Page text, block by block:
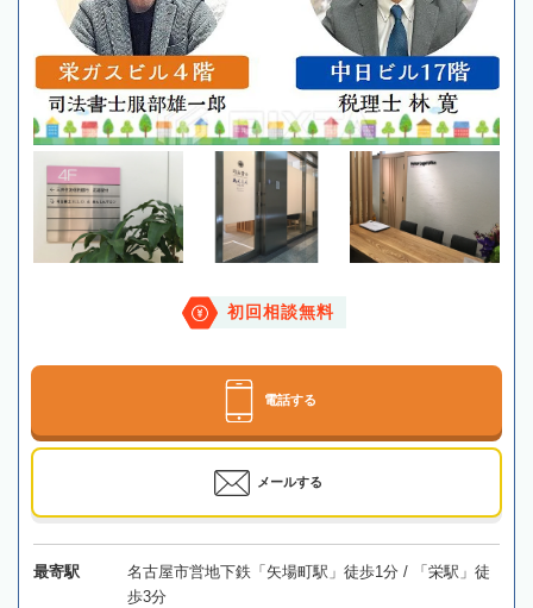
初回相談無料
電話する
メールする
最寄駅
名古屋市営地下鉄「矢場町駅」徒歩1分 / 「栄駅」徒
歩3分